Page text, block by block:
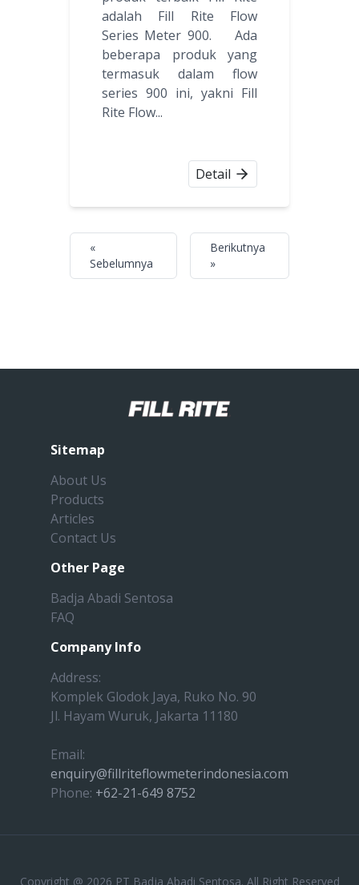
adalah Fill Rite Flow
Series Meter 900. Ada
beberapa produk yang
termasuk dalam flow
series 900 ini, yakni Fill
Rite Flow...
Detail
«
Sebelumnya
Berikutnya
»
Sitemap
About Us
Products
Articles
Contact Us
Other Page
Badja Abadi Sentosa
FAQ
Company Info
Address:
Komplek Glodok Jaya, Ruko No. 90
Jl. Hayam Wuruk, Jakarta 11180
Email:
enquiry@fillriteflowmeterindonesia.com
Phone: +62-21-649 8752
Copyright @ 2026 PT Badja Abadi Sentosa. All Right Reserved